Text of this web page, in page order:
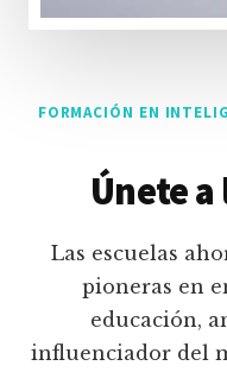
FORMACIÓN EN
Únete
Las escuelas
pioneras en
educación,
influenciador del